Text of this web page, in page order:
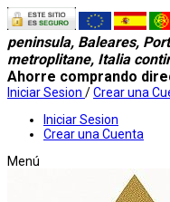
peninsula, Baleares,
metroplitane, Italia
Ahorre comprando
Iniciar Sesion /Crear una
Iniciar Sesion
Crear una Cuenta
Menú